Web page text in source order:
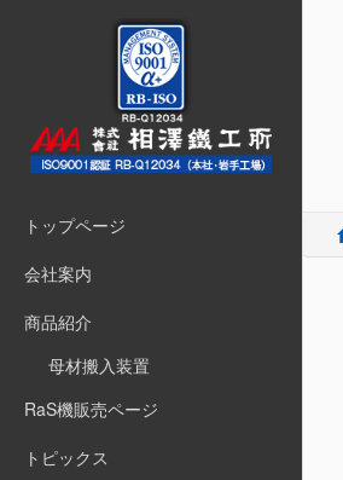
トップページ
会社案内
商品紹介
母材搬入装置
RaS機販売ページ
トピックス